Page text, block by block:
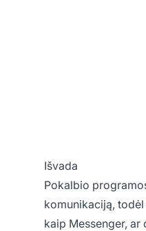
Išvada
Pokalbio
komunikaciją,
kaip Messenger,